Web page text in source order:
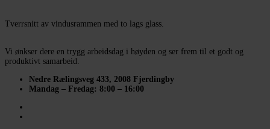
Tverrsnitt av vindusrammen med to lags glass.
Vi ønkser dere en trygg arbeidsdag i høyden og ser frem til et godt og
produktivt samarbeid.
Nedre Rælingsveg 433, 2008 Fjerdingby
Mandag – Fredag: 8:00 – 16:00